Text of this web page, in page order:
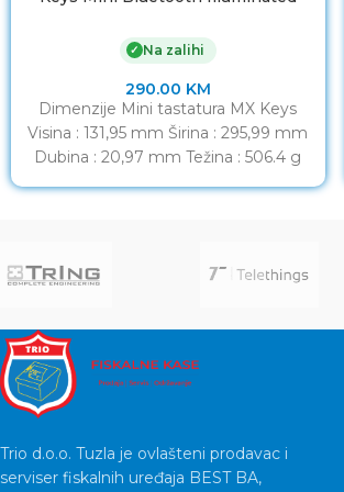
✓ Na zalihi
290.00 KM
Dimenzije Mini tastatura MX Keys
Visina : 131,95 mm Širina : 295,99 mm
Dubina : 20,97 mm Težina : 506.4 g
Trio d.o.o. Tuzla je ovlašteni prodavac i
serviser fiskalnih uređaja BEST BA,